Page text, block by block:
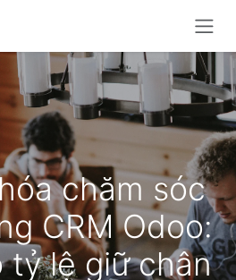
chăm sóc
CRM Odoo:
tỷ lệ giữ chân